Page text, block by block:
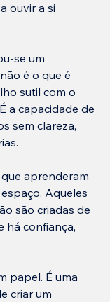
ouvir a si
se um
é o que é
sutil com o
a capacidade de
sem clareza,
aprenderam
Aqueles
são criadas de
há confiança,
papel. É uma
criar um